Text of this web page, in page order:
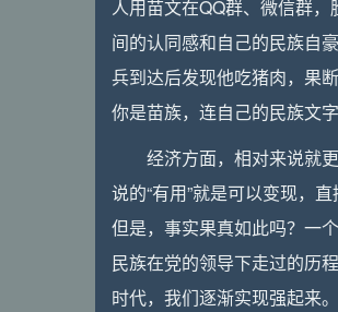
人用苗文在QQ群、微信群
间的认同感和自己的民族自
兵到达后发现他吃猪肉，果
你是苗族，连自己的民族文
经济方面，相对来说就
说的“有用”就是可以变现，
但是，事实果真如此吗？一
民族在党的领导下走过的历
时代，我们逐渐实现强起来